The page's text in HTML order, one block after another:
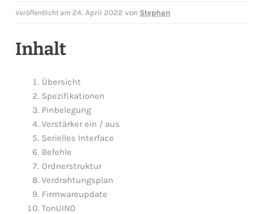
Veröffentlicht am 24. April 2022 von Stephan
Inhalt
Übersicht
Spezifikationen
Pinbelegung
Verstärker ein / aus
Serielles Interface
Befehle
Ordnerstruktur
Verdrahtungsplan
Firmwareupdate
TonUINO